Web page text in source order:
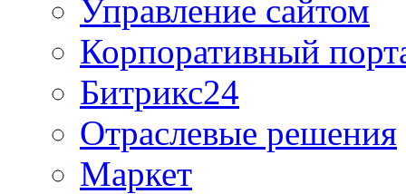
Управление сайтом
Корпоративный
Битрикс24
Отраслевые решения
Маркет